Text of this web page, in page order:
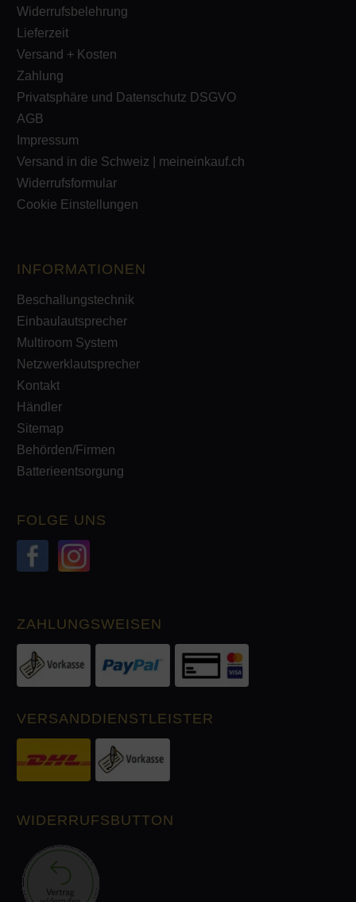
Widerrufsbelehrung
Lieferzeit
Versand + Kosten
Zahlung
Privatsphäre und Datenschutz DSGVO
AGB
Impressum
Versand in die Schweiz | meineinkauf.ch
Widerrufsformular
Cookie Einstellungen
INFORMATIONEN
Beschallungstechnik
Einbaulautsprecher
Multiroom System
Netzwerklautsprecher
Kontakt
Händler
Sitemap
Behörden/Firmen
Batterieentsorgung
FOLGE UNS
ZAHLUNGSWEISEN
VERSANDDIENSTLEISTER
WIDERRUFSBUTTON